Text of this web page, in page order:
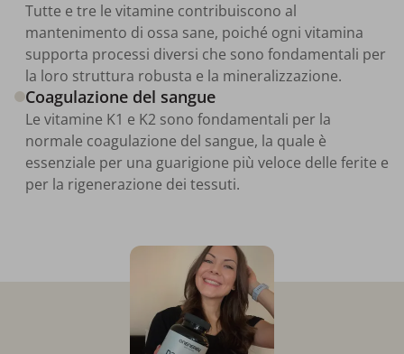
Tutte e tre le vitamine contribuiscono al
mantenimento di ossa sane, poiché ogni vitamina
supporta processi diversi che sono fondamentali per
la loro struttura robusta e la mineralizzazione.
Coagulazione del sangue
Le vitamine K1 e K2 sono fondamentali per la
normale coagulazione del sangue, la quale è
essenziale per una guarigione più veloce delle ferite e
per la rigenerazione dei tessuti.